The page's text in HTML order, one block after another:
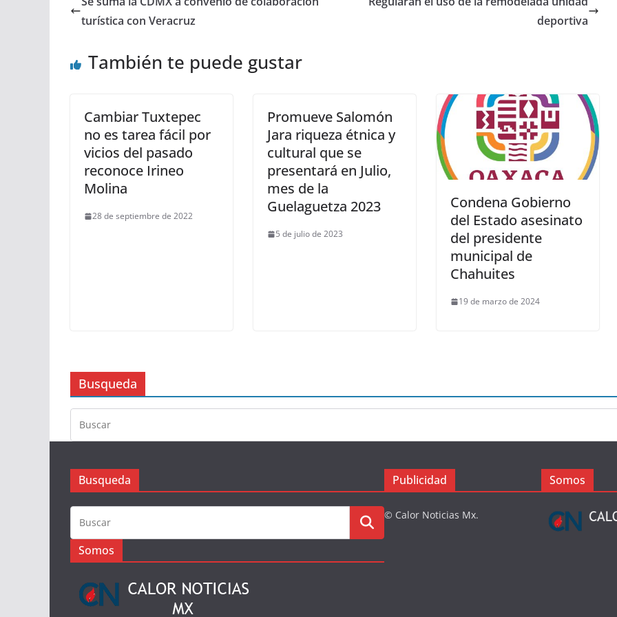
turística con Veracruz
deportiva
También te puede gustar
Cambiar Tuxtepec
no es tarea fácil por
vicios del pasado
reconoce Irineo
Molina
28 de septiembre de 2022
Promueve Salomón
Jara riqueza étnica y
cultural que se
presentará en Julio,
mes de la
Guelaguetza 2023
5 de julio de 2023
Condena Gobierno
del Estado asesinato
del presidente
municipal de
Chahuites
19 de marzo de 2024
Busqueda
Busqueda
Somos
Publicidad
© Calor Noticias Mx.
Somos